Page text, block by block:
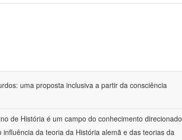
uma proposta inclusiva a partir da consciência
de História é um campo do conhecimento direcionado
da teoria da História alemã e das teorias da